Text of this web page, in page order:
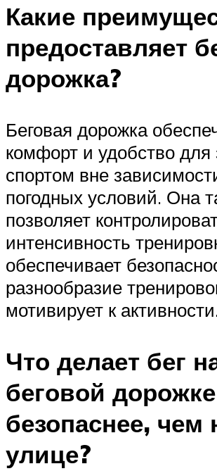
Какие
предоставляет
дорожка?
Беговая дорожка
комфорт и удобство для
спортом вне
погодных условий. Она
позволяет
интенсивность
обеспечивает
разнообразие
мотивирует к
Что делает бег
беговой дорожке
безопаснее, чем
улице?